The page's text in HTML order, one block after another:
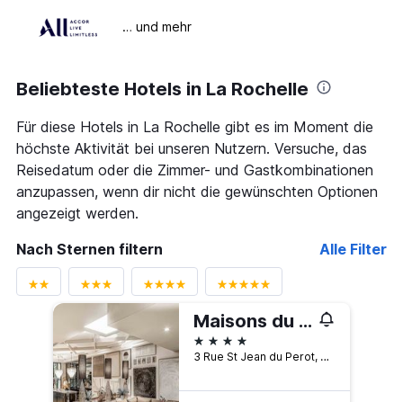
… und mehr
Beliebteste Hotels in La Rochelle
Für diese Hotels in La Rochelle gibt es im Moment die
höchste Aktivität bei unseren Nutzern. Versuche, das
Reisedatum oder die Zimmer- und Gastkombinationen
anzupassen, wenn dir nicht die gewünschten Optionen
angezeigt werden.
Nach Sternen filtern
Alle Filter
Maisons du Monde Hôtel & Suites - La Rochelle Vieux Port
4 Sterne
3 Rue St Jean du Perot, La Rochelle, Charente-Maritime, Frankreich